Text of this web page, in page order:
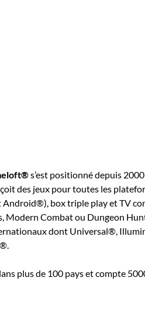
s’est positionné depuis
des jeux pour toutes les
box triple play et TV
Modern Combat ou Dungeon
dont Universal®,
plus de 100 pays et compte